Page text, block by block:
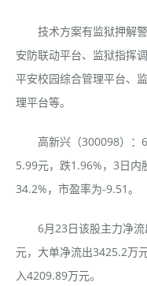
技术方案有监狱押解警
安防联动平台、监狱指挥
平安校园综合管理平台、
理平台等。
高新兴（300098）：6
5.99元，跌1.96%，3日内
34.2%，市盈率为-9.51。
6月23日该股主力净流
元，大单净流出3425.2万
入4209.89万元。